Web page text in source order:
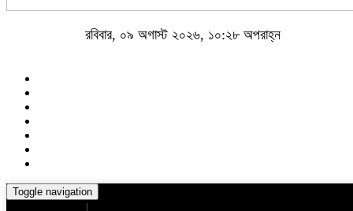
রবিবার, ০৯ অগাস্ট ২০২৬, ১০:২৮ অপরাহ্ন
Toggle navigation